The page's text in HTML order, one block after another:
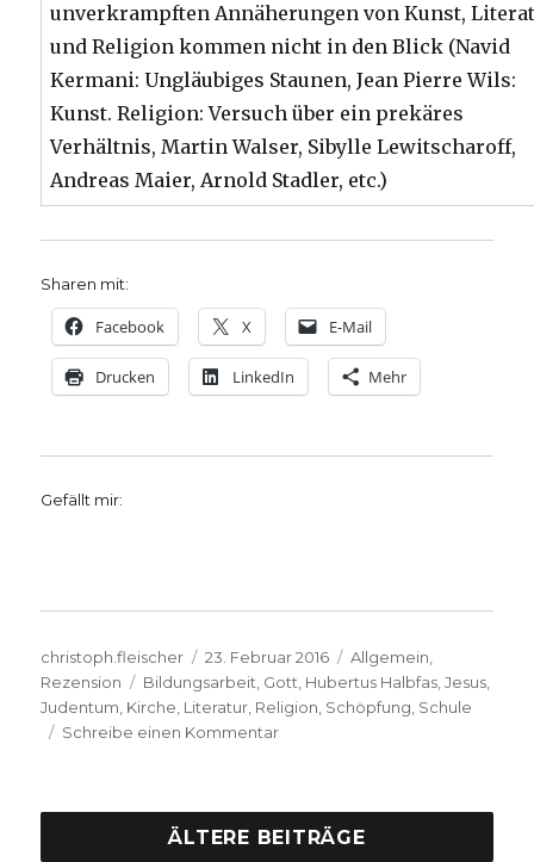
unverkrampften Annäherungen von Kunst,
und Religion kommen nicht in den Blick (Navid
Kermani: Ungläubiges Staunen, Jean Pierre Wils:
Kunst. Religion: Versuch über ein prekäres
Verhältnis, Martin Walser, Sibylle Lewitscharoff,
Andreas Maier, Arnold Stadler, etc.)
Sharen mit:
Facebook X E-Mail
Drucken LinkedIn Mehr
Gefällt mir:
Autor
christoph.fleischer
Veröffentlicht
am
23. Februar 2016 Kategorien
Allgemein
Rezension
Schlagwörter
Bildungsarbeit Gott Hubertus Halbfas ,Jesus
Judentum Kirche Literatur Religion Schöpfung Schule
Schreibe einen Kommentarzu
von Joachim
ÄLTERE BEITRÄGE